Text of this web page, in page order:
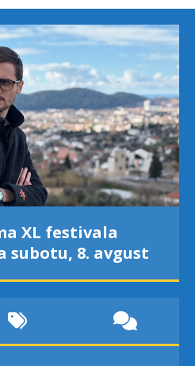
XL festivala
subotu, 8. avgust